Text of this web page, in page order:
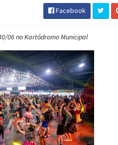
Facebook
06 no Kartódromo Municipal